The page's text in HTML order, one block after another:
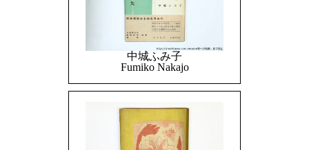
中城ふみ子
Fumiko Nakajo